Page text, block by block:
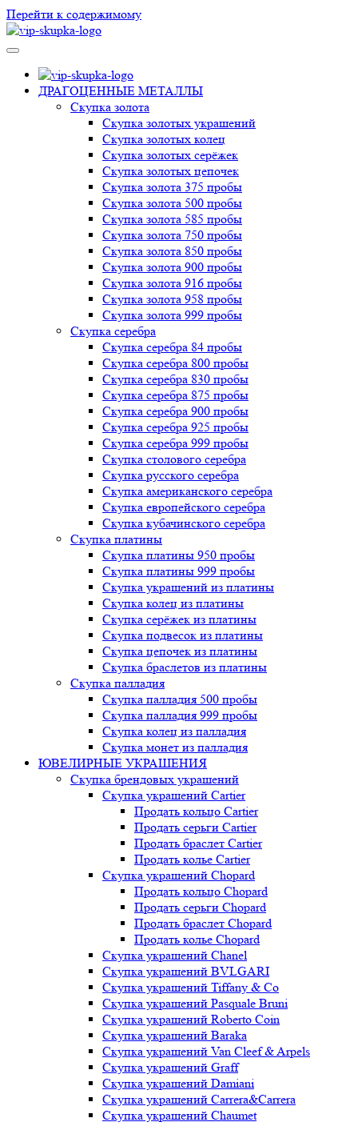
Перейти к содержимому
ДРАГОЦЕННЫЕ МЕТАЛЛЫ
Скупка золота
Скупка золотых украшений
Скупка золотых колец
Скупка золотых серёжек
Скупка золотых цепочек
Скупка золота 375 пробы
Скупка золота 500 пробы
Скупка золота 585 пробы
Скупка золота 750 пробы
Скупка золота 850 пробы
Скупка золота 900 пробы
Скупка золота 916 пробы
Скупка золота 958 пробы
Скупка золота 999 пробы
Скупка серебра
Скупка серебра 84 пробы
Скупка серебра 800 пробы
Скупка серебра 830 пробы
Скупка серебра 875 пробы
Скупка серебра 900 пробы
Скупка серебра 925 пробы
Скупка серебра 999 пробы
Скупка столового серебра
Скупка русского серебра
Скупка американского серебра
Скупка европейского серебра
Скупка кубачинского серебра
Скупка платины
Скупка платины 950 пробы
Скупка платины 999 пробы
Скупка украшений из платины
Скупка колец из платины
Скупка серёжек из платины
Скупка подвесок из платины
Скупка цепочек из платины
Скупка браслетов из платины
Скупка палладия
Скупка палладия 500 пробы
Скупка палладия 999 пробы
Скупка колец из палладия
Скупка монет из палладия
ЮВЕЛИРНЫЕ УКРАШЕНИЯ
Скупка брендовых украшений
Скупка украшений Cartier
Продать кольцо Cartier
Продать серьги Cartier
Продать браслет Cartier
Продать колье Cartier
Скупка украшений Chopard
Продать кольцо Chopard
Продать серьги Chopard
Продать браслет Chopard
Продать колье Chopard
Скупка украшений Chanel
Скупка украшений BVLGARI
Скупка украшений Tiffany & Co
Скупка украшений Pasquale Bruni
Скупка украшений Roberto Coin
Скупка украшений Baraka
Скупка украшений Van Cleef & Arpels
Скупка украшений Graff
Скупка украшений Damiani
Скупка украшений Carrera&Carrera
Скупка украшений Chaumet